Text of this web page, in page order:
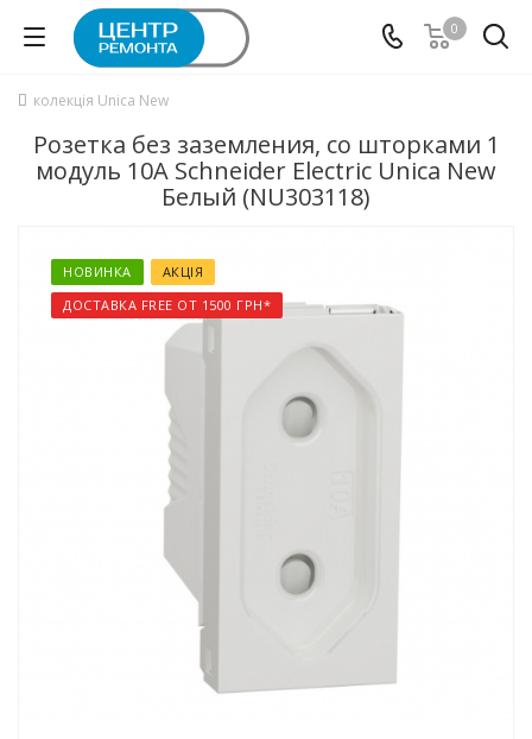
0
колекція Unica New
Розетка без заземления, со шторками 1
модуль 10А Schneider Electric Unica New
Белый (NU303118)
НОВИНКА
АКЦІЯ
ДОСТАВКА FREE ОТ 1500 ГРН*